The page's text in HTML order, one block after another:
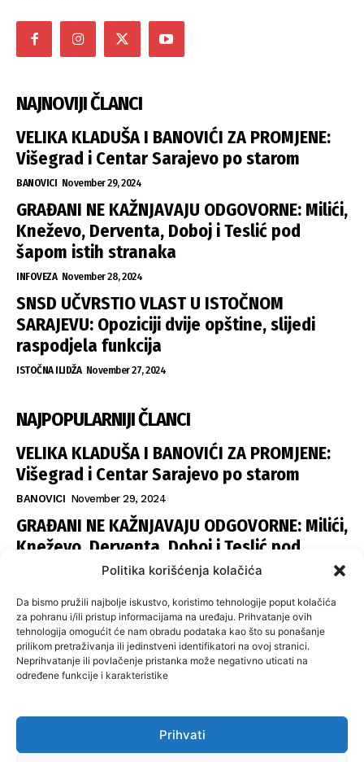
Politika korišćenja kolačića
Da bismo pružili najbolje iskustvo, koristimo tehnologije poput kolačića
za pohranu i/ili pristup informacijama na uređaju. Prihvatanje ovih
tehnologija omogućit će nam obradu podataka kao što su ponašanje
prilikom pretraživanja ili jedinstveni identifikatori na ovoj stranici.
Neprihvatanje ili povlačenje pristanka može negativno uticati na
određene funkcije i karakteristike
Prihvati
NAJNOVIJI ČLANCI
VELIKA KLADUŠA I BANOVIĆI ZA PROMJENE:
Višegrad i Centar Sarajevo po starom
BANOVICI November 29, 2024
GRAĐANI NE KAŽNJAVAJU ODGOVORNE: Milići,
Kneževo, Derventa, Doboj i Teslić pod
šapom istih stranaka
INFOVEZA November 28, 2024
SNSD UČVRSTIO VLAST U ISTOČNOM
SARAJEVU: Opoziciji dvije opštine, slijedi
raspodjela funkcija
ISTOČNA ILIDŽA November 27, 2024
NAJPOPULARNIJI ČLANCI
VELIKA KLADUŠA I BANOVIĆI ZA PROMJENE:
Višegrad i Centar Sarajevo po starom
BANOVICI November 29, 2024
GRAĐANI NE KAŽNJAVAJU ODGOVORNE: Milići,
Kneževo, Derventa, Doboj i Teslić pod
šapom istih stranaka
SNSD UČVRSTIO VLAST U ISTOČNOM
SARAJEVU: Opoziciji dvije opštine, slijedi
raspodjela funkcija